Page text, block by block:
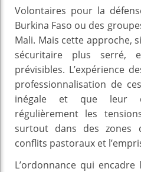
Volontaires pour la
Burkina Faso ou des
Mali. Mais cette approche,
sécuritaire plus serré,
prévisibles. L’expérience
professionnalisation de
inégale et que leur
régulièrement les
surtout dans des zones
conflits pastoraux et
L’ordonnance qui